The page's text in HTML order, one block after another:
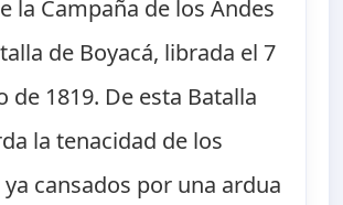
la Campaña de los Andes
de Boyacá, librada el 7
de 1819. De esta Batalla
la tenacidad de los
cansados por una ardua